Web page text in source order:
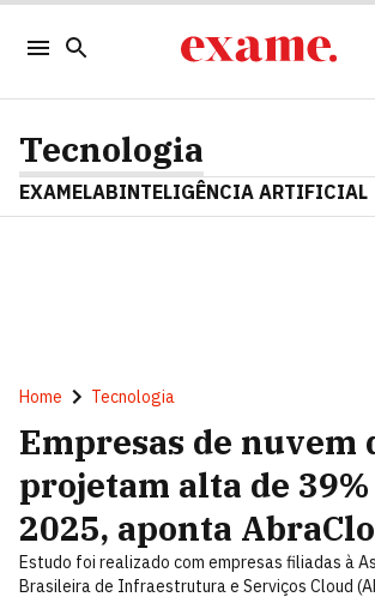
Tecnologia
EXAMELABINTELIGÊNCIA ARTIFICIAL
Home Tecnologia
Empresas de nuvem
projetam alta de
2025, aponta
Estudo foi realizado com empresas filiadas à
Brasileira de Infraestrutura e Serviços Cloud